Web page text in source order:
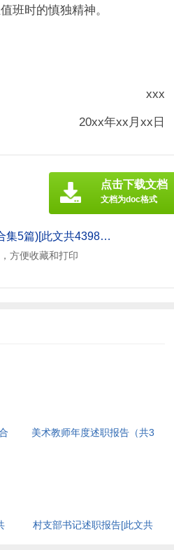
班时的慎独精神。
xxx
20xx年xx月xx日
《内科护士年终述职报告(合集5篇)[此文共4398字].doc》
方便收藏和打印
点击下载文档
文档为doc格式
美术教师年度述职报告（共3
村支部书记述职报告[此文共